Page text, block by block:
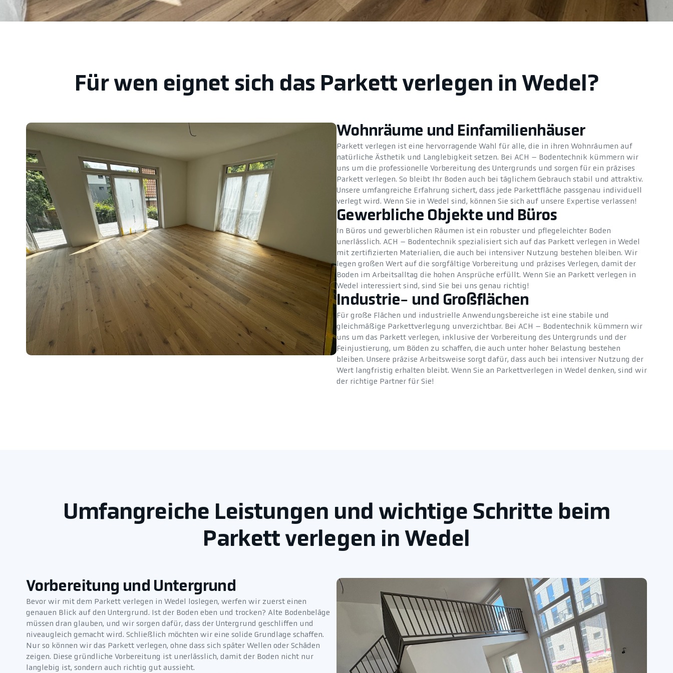
Für wen eignet sich das Parkett verlegen in Wedel?
Wohnräume und Einfamilienhäuser
Parkett verlegen ist eine hervorragende Wahl für alle, die in ihren Wohnräumen auf
natürliche Ästhetik und Langlebigkeit setzen. Bei ACH – Bodentechnik kümmern wir
uns um die professionelle Vorbereitung des Untergrunds und sorgen für ein präzises
Parkett verlegen. So bleibt Ihr Boden auch bei täglichem Gebrauch stabil und attraktiv.
Unsere umfangreiche Erfahrung sichert, dass jede Parkettfläche passgenau individuell
verlegt wird. Wenn Sie in Wedel sind, können Sie sich auf unsere Expertise verlassen!
Gewerbliche Objekte und Büros
In Büros und gewerblichen Räumen ist ein robuster und pflegeleichter Boden
unerlässlich. ACH – Bodentechnik spezialisiert sich auf das Parkett verlegen in Wedel
mit zertifizierten Materialien, die auch bei intensiver Nutzung bestehen bleiben. Wir
legen großen Wert auf die sorgfältige Vorbereitung und präzises Verlegen, damit der
Boden im Arbeitsalltag die hohen Ansprüche erfüllt. Wenn Sie an Parkett verlegen in
Wedel interessiert sind, sind Sie bei uns genau richtig!
Industrie- und Großflächen
Für große Flächen und industrielle Anwendungsbereiche ist eine stabile und
gleichmäßige Parkettverlegung unverzichtbar. Bei ACH – Bodentechnik kümmern wir
uns um das Parkett verlegen, inklusive der Vorbereitung des Untergrunds und der
Feinjustierung, um Böden zu schaffen, die auch unter hoher Belastung bestehen
bleiben. Unsere präzise Arbeitsweise sorgt dafür, dass auch bei intensiver Nutzung der
Wert langfristig erhalten bleibt. Wenn Sie an Parkettverlegen in Wedel denken, sind wir
der richtige Partner für Sie!
Umfangreiche Leistungen und wichtige Schritte beim
Parkett verlegen in Wedel
Vorbereitung und Untergrund
Bevor wir mit dem Parkett verlegen in Wedel loslegen, werfen wir zuerst einen
genauen Blick auf den Untergrund. Ist der Boden eben und trocken? Alte Bodenbeläge
müssen dran glauben, und wir sorgen dafür, dass der Untergrund geschliffen und
niveaugleich gemacht wird. Schließlich möchten wir eine solide Grundlage schaffen.
Nur so können wir das Parkett verlegen, ohne dass sich später Wellen oder Schäden
zeigen. Diese gründliche Vorbereitung ist unerlässlich, damit der Boden nicht nur
langlebig ist, sondern auch richtig gut aussieht.